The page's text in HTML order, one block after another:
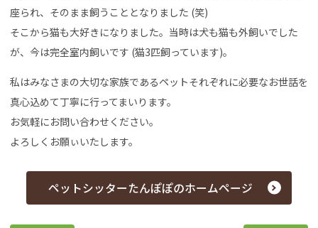
座られ、そのまま飼うこととなりました (笑)
そこから猫も大好きになりました。当時は犬も猫も外飼いでした
が、今は完全室内飼いです (猫3匹飼っています)。
私はみなさまの大切な家族であるペットそれぞれに必要なお世話を
真心込めて丁寧に行ってまいります。
お気軽にお問い合わせください。
よろしくお願ぃいたします。
ペットシッターたんぽぽのホームページ